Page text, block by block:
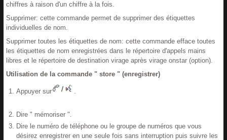
chiffres à raison d'un chiffre à la fois.
Supprimer: cette commande permet de supprimer des étiquettes
individuelles de nom.
Supprimer toutes les étiquettes de nom: cette commande efface toutes
les étiquettes de nom enregistrées dans le répertoire d'appels mains
libres et le répertoire de destination virage après virage onstar (option).
Utilisation de la commande " store " (enregistrer)
Appuyer sur .
Dire " mémoriser ".
Dire le numéro de téléphone ou le groupe de numéros que vous
désirez enregistrer en une seule fois sans interruption puis suivre les